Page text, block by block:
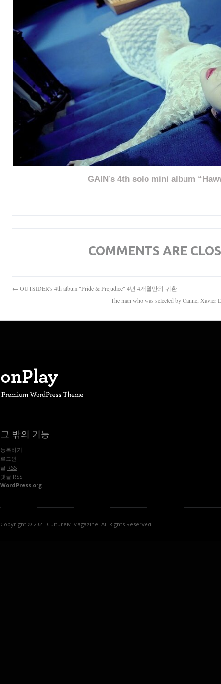
GAIN’s 4th solo mini album
COMMENTS ARE
← OUTSIDER's 4th album "Pride & Prejudice" 4년 4개월만의 귀환
The man who was selected by Canne,
그 밖의 기능
등록하기
로그인
글 RSS
댓글 RSS
WordPress.org
Copyright © 2021 CultureM Magazine. All Rights Reserved.